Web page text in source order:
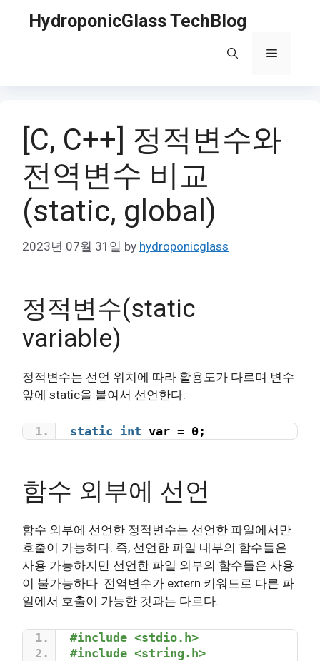
HydroponicGlass TechBlog
Menu
[C, C++] 정적변수와
전역변수 비교
(static, global)
2023년 07월 31일 by hydroponicglass
정적변수(static
variable)
정적변수는 선언 위치에 따라 활용도가 다르며 변수
앞에 static을 붙여서 선언한다.
static int var = 0;
함수 외부에 선언
함수 외부에 선언한 정적변수는 선언한 파일에서만
호출이 가능하다. 즉, 선언한 파일 내부의 함수들은
사용 가능하지만 선언한 파일 외부의 함수들은 사용
이 불가능하다. 전역변수가 extern 키워드로 다른 파
일에서 호출이 가능한 것과는 다르다.
#include <stdio.h>
#include <string.h>